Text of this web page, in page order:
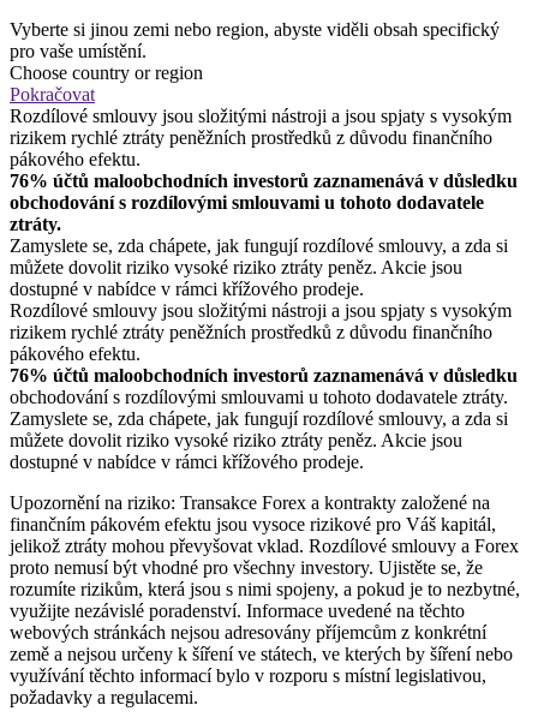
Vyberte si jinou zemi nebo region, abyste viděli obsah specifický
pro vaše umístění.
Choose country or region
Pokračovat
Rozdílové smlouvy jsou složitými nástroji a jsou spjaty s vysokým
rizikem rychlé ztráty peněžních prostředků z důvodu finančního
pákového efektu.
76% účtů maloobchodních investorů zaznamenává v důsledku
obchodování s rozdílovými smlouvami u tohoto dodavatele
ztráty.
Zamyslete se, zda chápete, jak fungují rozdílové smlouvy, a zda si
můžete dovolit riziko vysoké riziko ztráty peněz. Akcie jsou
dostupné v nabídce v rámci křížového prodeje.
Rozdílové smlouvy jsou složitými nástroji a jsou spjaty s vysokým
rizikem rychlé ztráty peněžních prostředků z důvodu finančního
pákového efektu.
76% účtů maloobchodních investorů zaznamenává v důsledku
obchodování s rozdílovými smlouvami u tohoto dodavatele ztráty.
Zamyslete se, zda chápete, jak fungují rozdílové smlouvy, a zda si
můžete dovolit riziko vysoké riziko ztráty peněz. Akcie jsou
dostupné v nabídce v rámci křížového prodeje.
Upozornění na riziko: Transakce Forex a kontrakty založené na
finančním pákovém efektu jsou vysoce rizikové pro Váš kapitál,
jelikož ztráty mohou převyšovat vklad. Rozdílové smlouvy a Forex
proto nemusí být vhodné pro všechny investory. Ujistěte se, že
rozumíte rizikům, která jsou s nimi spojeny, a pokud je to nezbytné,
využijte nezávislé poradenství. Informace uvedené na těchto
webových stránkách nejsou adresovány příjemcům z konkrétní
země a nejsou určeny k šíření ve státech, ve kterých by šíření nebo
využívání těchto informací bylo v rozporu s místní legislativou,
požadavky a regulacemi.